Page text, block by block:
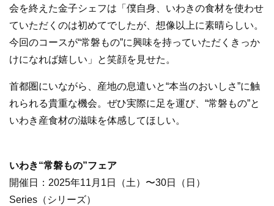
会を終えた金子シェフは「僕自身、いわきの食材を使わせ
ていただくのは初めてでしたが、想像以上に素晴らしい。
今回のコースが“常磐もの”に興味を持っていただくきっか
けになれば嬉しい」と笑顔を見せた。
首都圏にいながら、産地の息遣いと“本当のおいしさ”に触
れられる貴重な機会。ぜひ実際に足を運び、“常磐もの”と
いわき産食材の滋味を体感してほしい。
いわき“常磐もの”フェア
開催日：2025年11月1日（土）〜30日（日）
Series（シリーズ）